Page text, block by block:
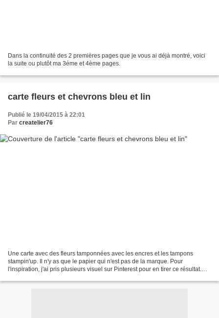
Dans la continuité des 2 premières pages que je vous ai déjà montré, voici
la suite ou plutôt ma 3éme et 4ème pages.
carte fleurs et chevrons bleu et lin
Publié le 19/04/2015 à 22:01
Par createlier76
Une carte avec des fleurs tamponnées avec les encres et les tampons
stampin'up. Il n'y as que le papier qui n'est pas de la marque. Pour
l'inspiration, j'ai pris plusieurs visuel sur Pinterest pour en tirer ce résultat.